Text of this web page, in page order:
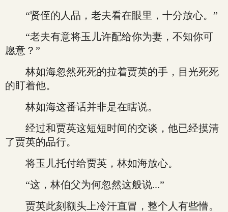
“贤侄的人品，老夫看在眼里，十分放心。”
“老夫有意将玉儿许配给你为妻，不知你可
愿意？”
林如海忽然死死的拉着贾英的手，目光死死
的盯着他。
林如海这番话并非是在瞎说。
经过和贾英这短短时间的交谈，他已经摸清
了贾英的品行。
将玉儿托付给贾英，林如海放心。
“这，林伯父为何忽然这般说...”
贾英此刻额头上冷汗直冒，整个人有些懵。